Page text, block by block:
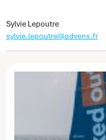
Sylvie Lepoutre
sylvie.lepoutre@advens.fr